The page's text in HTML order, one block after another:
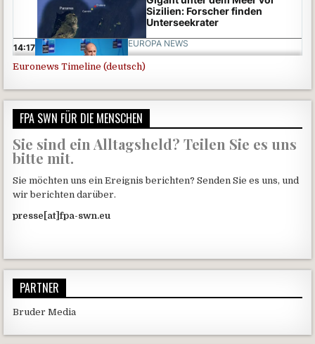
Euronews Timeline (deutsch)
FPA SWN FÜR DIE MENSCHEN
Sie sind ein Alltagsheld? Teilen Sie es uns
bitte mit.
Sie möchten uns ein Ereignis berichten? Senden Sie es uns, und
wir berichten darüber.
presse[at]fpa-swn.eu
PARTNER
Bruder Media